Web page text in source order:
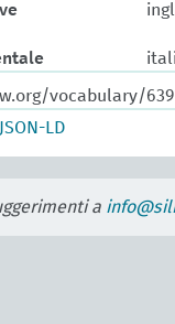
vocabulary/639
JSON-LD
a